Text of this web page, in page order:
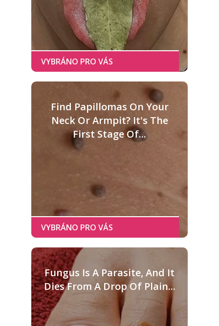
Find Papillomas On Your
Neck Or Armpit? It's The
First Stage Of...
Fungus Is A Parasite, And It
Dies From A Drop Of Plain...